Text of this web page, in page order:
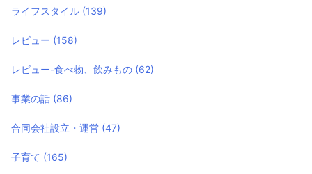
ライフスタイル (139)
レビュー (158)
レビュー-食べ物、飲みもの (62)
事業の話 (86)
合同会社設立・運営 (47)
子育て (165)